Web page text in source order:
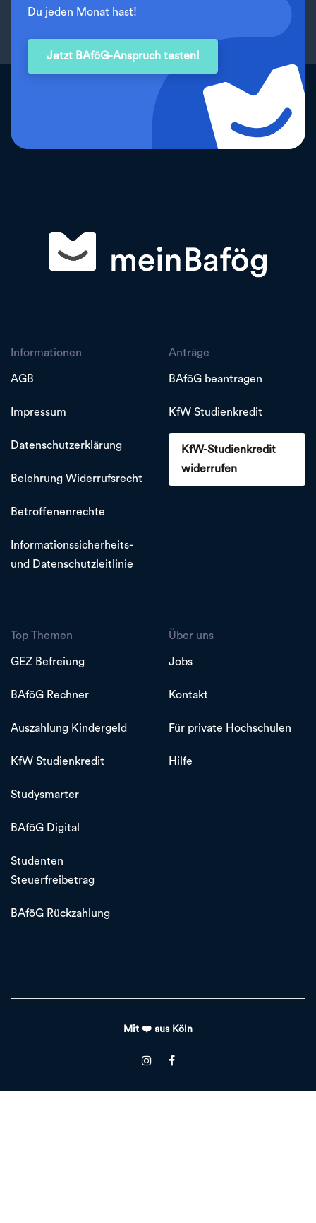
Du jeden Monat hast!
Jetzt BAföG-Anspruch testen!
Informationen
AGB
Impressum
Datenschutzerklärung
Belehrung Widerrufsrecht
Betroffenenrechte
Informationssicherheits-
und Datenschutzleitlinie
Anträge
BAföG beantragen
KfW Studienkredit
KfW-Studienkredit
widerrufen
Top Themen
GEZ Befreiung
BAföG Rechner
Auszahlung Kindergeld
KfW Studienkredit
Studysmarter
BAföG Digital
Studenten
Steuerfreibetrag
BAföG Rückzahlung
Über uns
Jobs
Kontakt
Für private Hochschulen
Hilfe
Mit ❤️ aus Köln